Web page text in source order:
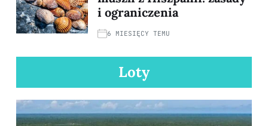
i ograniczenia
6 MIESIĘCY TEMU
Loty